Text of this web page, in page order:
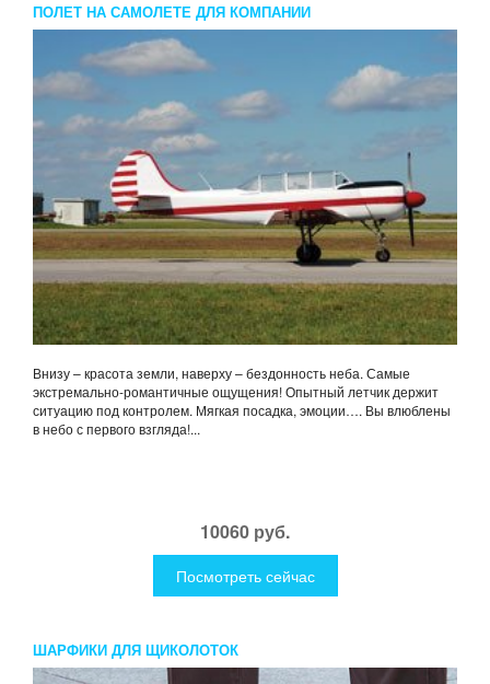
ПОЛЕТ НА САМОЛЕТЕ ДЛЯ КОМПАНИИ
Внизу – красота земли, наверху – бездонность неба. Самые
экстремально-романтичные ощущения! Опытный летчик держит
ситуацию под контролем. Мягкая посадка, эмоции…. Вы влюблены
в небо с первого взгляда!...
10060 руб.
Посмотреть сейчас
ШАРФИКИ ДЛЯ ЩИКОЛОТОК